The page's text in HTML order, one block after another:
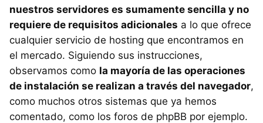
nuestros servidores es sumamente sencilla y no
requiere de requisitos adicionales a lo que ofrece
cualquier servicio de hosting que encontramos en
el mercado. Siguiendo sus instrucciones,
observamos como la mayoría de las operaciones
de instalación se realizan a través del navegador,
como muchos otros sistemas que ya hemos
comentado, como los foros de phpBB por ejemplo.